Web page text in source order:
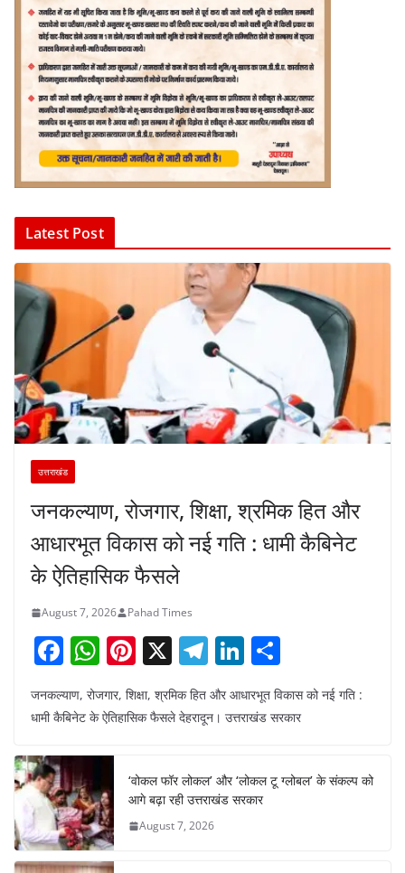
Latest Post
उत्तराखंड
जनकल्याण, रोजगार, शिक्षा, श्रमिक हित और
आधारभूत विकास को नई गति : धामी कैबिनेट
के ऐतिहासिक फैसले
August 7, 2026 Pahad Times
F
c
b
o
o
k
W
at
s
A
p
p
Pi
er
st
X T
el
e
a
m
Li
k
dI
n
h
ar
जनकल्याण, रोजगार, शिक्षा, श्रमिक हित और आधारभूत विकास को नई गति :
धामी कैबिनेट के ऐतिहासिक फैसले देहरादून। उत्तराखंड सरकार
‘वोकल फॉर लोकल’ और ‘लोकल टू ग्लोबल’ के संकल्प को
आगे बढ़ा रही उत्तराखंड सरकार
August 7, 2026